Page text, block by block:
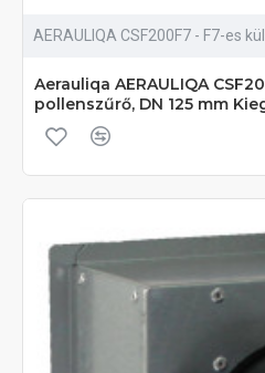
AERAULIQA CSF200F7 - F7-es
Aerauliqa AERAULIQA
pollenszűrő, DN 125 mm